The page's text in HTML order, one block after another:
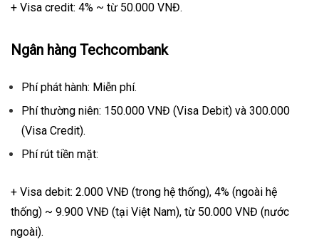
+ Visa credit: 4% ~ từ 50.000 VNĐ.
Ngân hàng Techcombank
Phí phát hành: Miễn phí.
Phí thường niên: 150.000 VNĐ (Visa Debit) và 300.000
(Visa Credit).
Phí rút tiền mặt:
+ Visa debit: 2.000 VNĐ (trong hệ thống), 4% (ngoài hệ
thống) ~ 9.900 VNĐ (tại Việt Nam), từ 50.000 VNĐ (nước
ngoài).